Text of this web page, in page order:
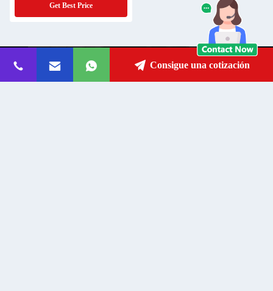
Get Best Price
contacto
Consigue una cotización